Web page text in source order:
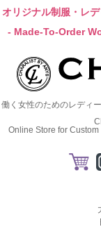
オリジナル制服・レ
- Made-To-Order
働く女性のためのレディ
Online Store for